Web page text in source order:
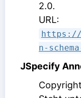
2.0.
URL:
https://
n-
JSpecify